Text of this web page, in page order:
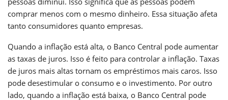
comprar menos com o mesmo dinheiro. Essa situação afeta
tanto consumidores quanto empresas.
Quando a inflação está alta, o Banco Central pode aumentar
as taxas de juros. Isso é feito para controlar a inflação. Taxas
de juros mais altas tornam os empréstimos mais caros. Isso
pode desestimular o consumo e o investimento. Por outro
lado, quando a inflação está baixa, o Banco Central pode